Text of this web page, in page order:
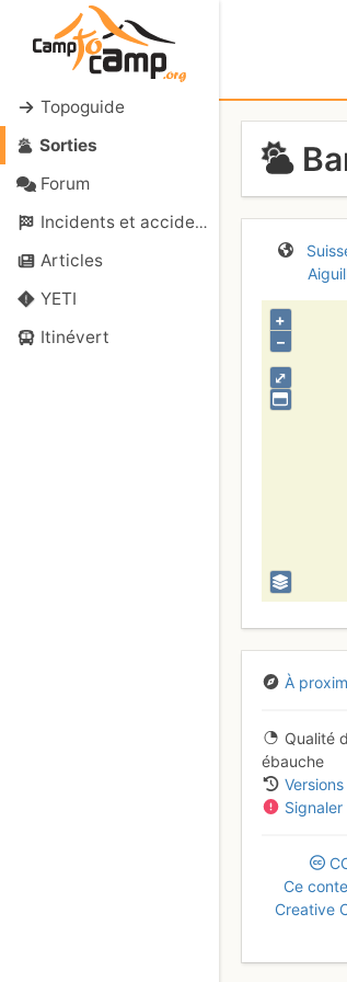
Topoguide
Sorties
Forum
Incidents et accidents
Articles
YETI
Itinévert
⤢
+
–
À
Qualité
ébauche
Versions
Ce
Creative